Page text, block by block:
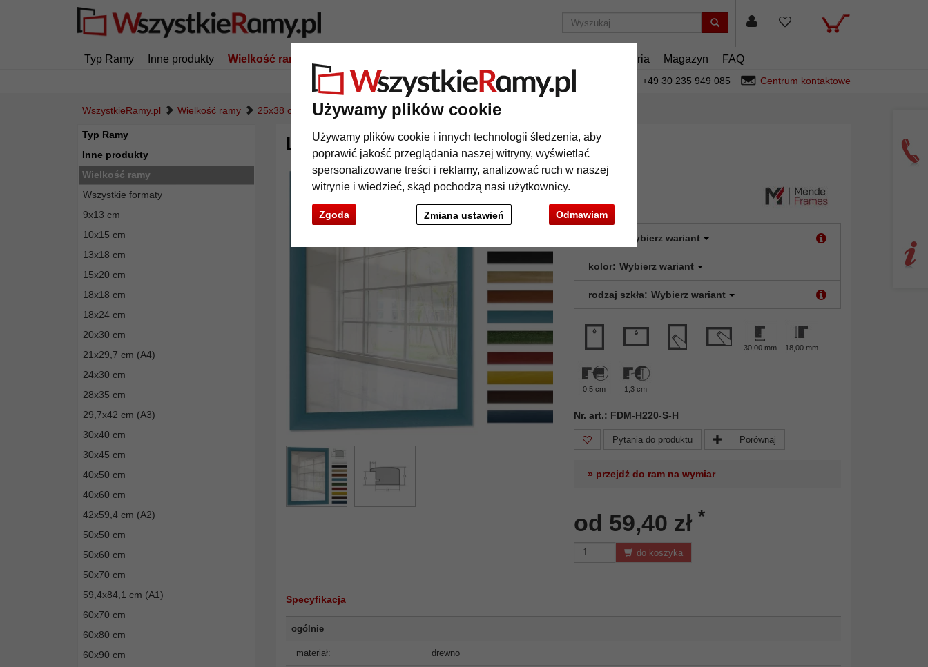
Używamy plików cookie
Używamy plików cookie i innych technologii śledzenia, aby
poprawić jakość przeglądania naszej witryny, wyświetlać
spersonalizowane treści i reklamy, analizować ruch w naszej
witrynie i wiedzieć, skąd pochodzą nasi użytkownicy.
Zgoda Odmawiam
Zmiana ustawień
Typ Ramy Inne produkty Wielkość ramy Akcesoria Magazyn FAQ
Tylko 25,95 zł za wysyłkę. +49 30 235 949 085 Centrum kontaktowe
WszystkieRamy.pl Wielkość ramy 25x38 cm Lustro na ścianę Galet
Typ Ramy
Inne produkty
Wielkość ramy
Wszystkie formaty
9x13 cm
10x15 cm
13x18 cm
15x20 cm
18x18 cm
18x24 cm
20x30 cm
21x29,7 cm (A4)
24x30 cm
28x35 cm
29,7x42 cm (A3)
30x40 cm
30x45 cm
40x50 cm
40x60 cm
42x59,4 cm (A2)
50x50 cm
50x60 cm
50x70 cm
59,4x84,1 cm (A1)
60x70 cm
60x80 cm
60x90 cm
Lustro na ścianę Galet
Wybierz wariant
kolor: Wybierz wariant
rodzaj szkła: Wybierz wariant
30,00 mm 18,00 mm
0,5 cm 1,3 cm
Nr. art.: FDM-H220-S-H
Pytania do produktu Porównaj
» przejdź do ram na wymiar
od 59,40 zł *
do koszyka
Specyfikacja
ogólnie
materiał: drewno